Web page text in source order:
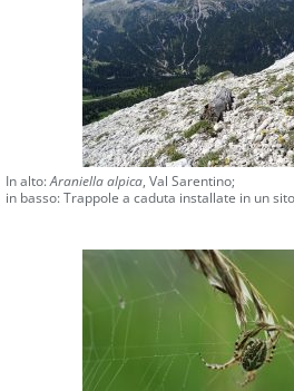
In alto:Araniella alpica, Val Sarentino;
in basso: Trappole a caduta installate in un